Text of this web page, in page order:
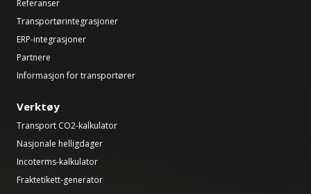
Referanser
Transportørintegrasjoner
ERP-integrasjoner
Partnere
Informasjon for transportører
Verktøy
Transport CO2-kalkulator
Nasjonale helligdager
Incoterms-kalkulator
Fraktetikett-generator